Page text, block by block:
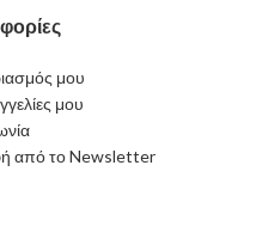
μου
μου
από το Newsletter